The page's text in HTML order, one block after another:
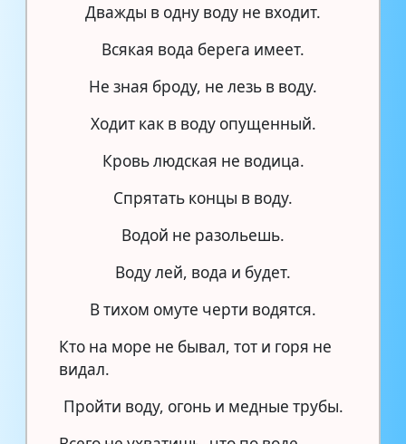
Дважды в одну воду не входит.
Всякая вода берега имеет.
Не зная броду, не лезь в воду.
Ходит как в воду опущенный.
Кровь людская не водица.
Спрятать концы в воду.
Водой не разольешь.
Воду лей, вода и будет.
В тихом омуте черти водятся.
Кто на море не бывал, тот и горя не
видал.
Пройти воду, огонь и медные трубы.